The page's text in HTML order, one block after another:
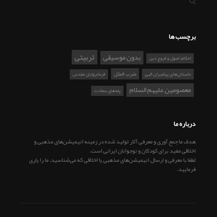
برچسب ها
احکام، اصول و فروع دین بدون موسیقی تربیتی
داستان‌های پیامبران الهی ضرب المثل فرمانروایان مقدس
معصومین علیهم السلام پله‌های سعادت
درباره ما
هدف ما جمع آوری و معرفی آثار تولید شده در زمینه انیمیشن‌های مذهبی و
اخلاقی مفید برای کودکان و نوجوانان ایرانی است.
لطفا با معرفی و ارسال انیمیشن‌های مذهبی یا اخلاقی که می‌شناسید، ما را یاری
فرمایید.